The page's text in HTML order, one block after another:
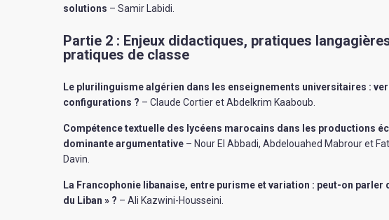
solutions – Samir Labidi.
Partie 2 : Enjeux didactiques, pratiques
pratiques de classe
Le plurilinguisme algérien dans les enseignements universitaires :
configurations ? – Claude Cortier et Abdelkrim Kaaboub.
Compétence textuelle des lycéens marocains dans les productions
dominante argumentative – Nour El Abbadi, Abdelouahed Mabrour et
Davin.
La Francophonie libanaise, entre purisme et variation : peut-on parler
du Liban » ? – Ali Kazwini-Housseini.